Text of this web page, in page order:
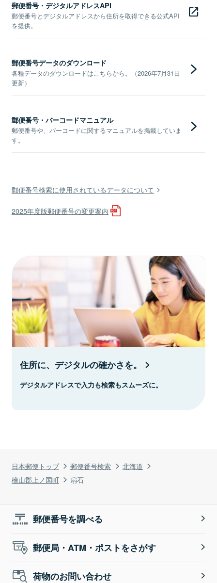
日本郵便トップ 郵便番号検索
北海道
檜山郡上ノ国町
扇石
郵便番号・デジタルアドレスAPI
郵便番号とデジタルアドレスから住所を取得できる公式API
を提供。
郵便番号データのダウンロード
各種データのダウンロードはこちらから。（2026年7月31日
更新）
郵便番号・バーコードマニュアル
郵便番号や、バーコードに関するマニュアルを掲載していま
す。
郵便番号検索に使用されているデータについて
2025年度版郵便番号の変更案内
住所に、デジタルの確かさを。
デジタルアドレスで入力も検索もスムーズに。
郵便番号を調べる
郵便局・ATM・ポストをさがす
荷物のお問い合わせ